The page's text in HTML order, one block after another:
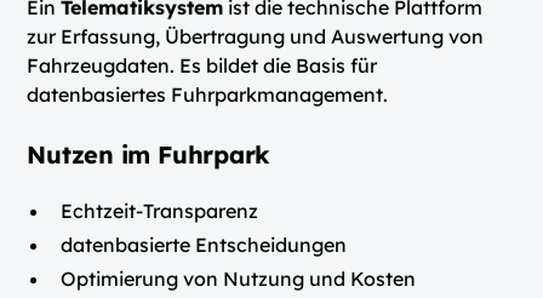
EinTelematiksystem ist die technische Plattform
zur Erfassung, Übertragung und Auswertung von
Fahrzeugdaten. Es bildet die Basis für
datenbasiertes Fuhrparkmanagement.
Nutzen im Fuhrpark
Echtzeit-Transparenz
datenbasierte Entscheidungen
Optimierung von Nutzung und Kosten